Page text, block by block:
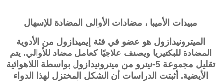
مبيدات الأميبا ، مضادات الأوالي المضادة للإسهال
الميترونيدازول هو عضو في فئة إيميدازول من الأدوية
المضادة للبكتيريا ويصنف علاجيًا كعامل مضاد للأوالي. يتم
تقليل مجموعة 5-نيترو من
ميترونيدازول بواسطة اللاهوائية
الأيضية. أثبتت الدراسات أن الشكل المختزل لهذا الدواء